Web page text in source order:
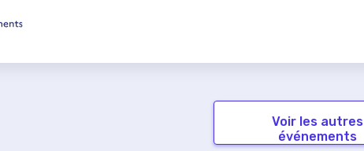
Voir les autres
événements